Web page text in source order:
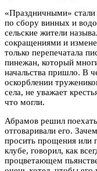
«Праздничными»
по сбору винных и
сельские жители
сокращениями и
только перепечатала
пинежан, который
начальства пришло. В
оскорблении
села, не уважает
что могли.
Абрамов решил
отговаривали его.
просить прощения или
клубе, говорил, как
процветающем